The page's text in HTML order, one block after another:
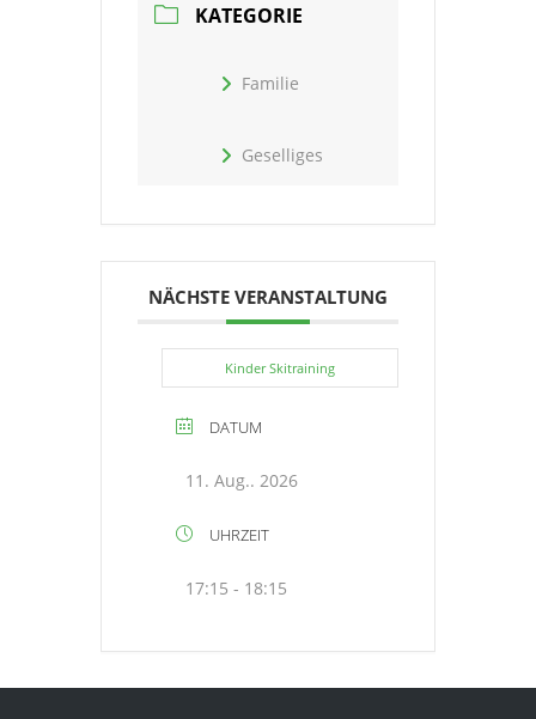
KATEGORIE
Familie
Geselliges
NÄCHSTE VERANSTALTUNG
Kinder Skitraining
DATUM
11. Aug.. 2026
UHRZEIT
17:15 - 18:15